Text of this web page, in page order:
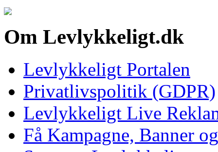
Om Levlykkeligt.dk
Levlykkeligt Portalen
Privatlivspolitik (GDPR)
Levlykkeligt Live
Få Kampagne, Banner